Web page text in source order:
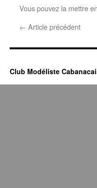
Vous pouvez la mettre
← Article précédent
Club Modéliste